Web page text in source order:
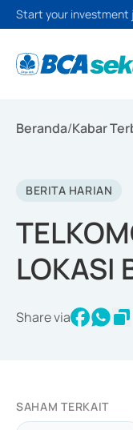
Start your investment
Beranda/Kabar
BERITA HARIAN
LOKASI
Share via
SAHAM TERKAIT